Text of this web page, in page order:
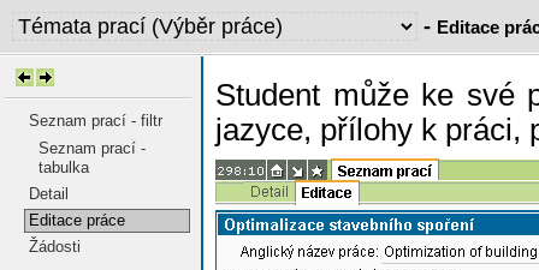
- Editace
Seznam prací - filtr
Seznam prací -
tabulka
Detail
Editace práce
Žádosti
Student může ke své
jazyce, přílohy k práci,